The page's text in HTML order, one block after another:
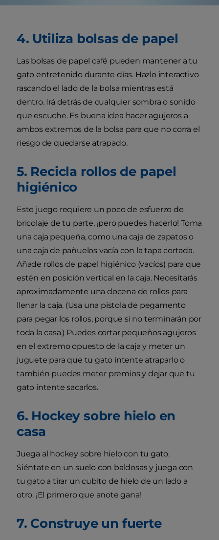
4. Utiliza bolsas de papel
Las bolsas de papel café pueden mantener a tu
gato entretenido durante días. Hazlo interactivo
rascando el lado de la bolsa mientras está
dentro. Irá detrás de cualquier sombra o sonido
que escuche. Es buena idea hacer agujeros a
ambos extremos de la bolsa para que no corra el
riesgo de quedarse atrapado.
5. Recicla rollos de papel
higiénico
Este juego requiere un poco de esfuerzo de
bricolaje de tu parte, ¡pero puedes hacerlo! Toma
una caja pequeña, como una caja de zapatos o
una caja de pañuelos vacía con la tapa cortada.
Añade rollos de papel higiénico (vacíos) para que
estén en posición vertical en la caja. Necesitarás
aproximadamente una docena de rollos para
llenar la caja. (Usa una pistola de pegamento
para pegar los rollos, porque si no terminarán por
toda la casa.) Puedes cortar pequeños agujeros
en el extremo opuesto de la caja y meter un
juguete para que tu gato intente atraparlo o
también puedes meter premios y dejar que tu
gato intente sacarlos.
6. Hockey sobre hielo en
casa
Juega al hockey sobre hielo con tu gato.
Siéntate en un suelo con baldosas y juega con
tu gato a tirar un cubito de hielo de un lado a
otro. ¡El primero que anote gana!
7. Construye un fuerte